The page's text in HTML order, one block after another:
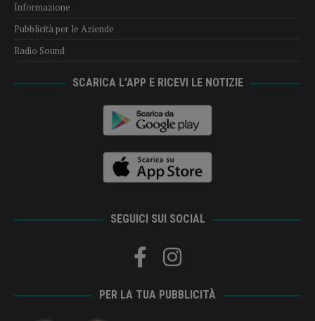
Informazione
Pubblicità per le Aziende
Radio Sound
SCARICA L’APP E RICEVI LE NOTIZIE
SEGUICI SUI SOCIAL
PER LA TUA PUBBLICITÀ